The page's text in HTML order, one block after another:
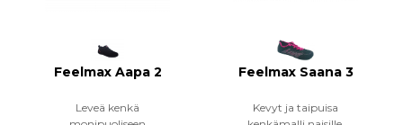
Feelmax Aapa 2
Leveä kenkä
Feelmax Saana 3
Kevyt ja taipuisa